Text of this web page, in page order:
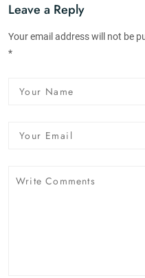
Leave a Reply
Your email address will not be
*